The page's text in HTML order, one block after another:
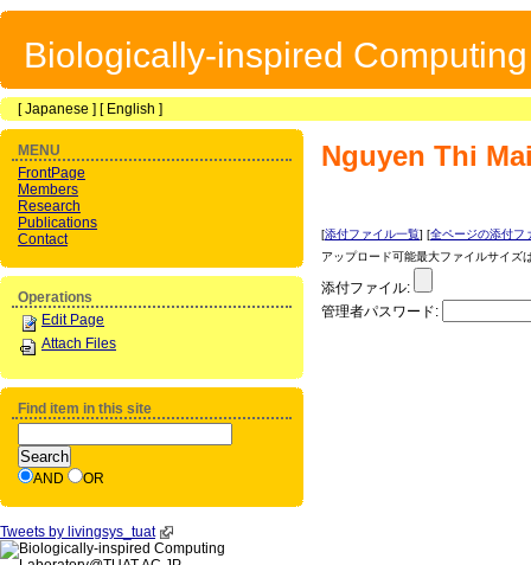
Biologically-inspired
[Japanese ] [ English ]
Nguyen Thi
[添付ファイル一覧] [全ページの添付フ
アップロード可能最大ファイルサイズ
添付ファイル:
管理者パスワード:
MENU
FrontPage
Members
Research
Publications
Contact
Operations
Edit Page
Attach Files
Find item in this site
AND OR
Tweets by livingsys_tuat